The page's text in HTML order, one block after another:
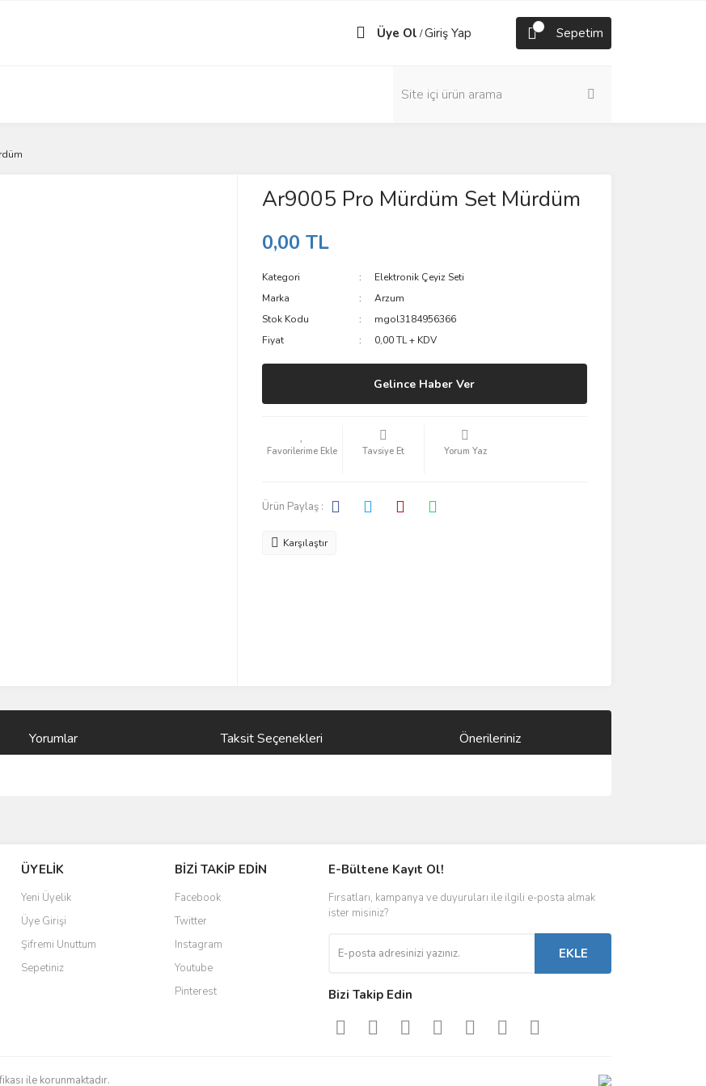
Üye Ol /Giriş Yap Sepetim
Ar9005 Pro Mürdüm Set Mürdüm
0,00 TL
Kategori
Elektronik Çeyiz Seti
Marka
Arzum
Stok Kodu
mgol3184956366
Fiyat
0,00 TL + KDV
Gelince Haber Ver
Tavsiye Et Yorum Yaz
Ürün Paylaş :
Karşılaştır
Yorumlar Taksit Seçenekleri Önerileriniz
ÜYELİK
Yeni Üyelik
Üye Girişi
Şifremi Unuttum
Sepetiniz
BİZİ TAKİP EDİN
Facebook
Twitter
Instagram
Youtube
Pinterest
E-Bültene Kayıt Ol!
Fırsatları, kampanya ve duyuruları ile ilgili e-posta almak
ister misiniz?
EKLE
Bizi Takip Edin
ile korunmaktadır.